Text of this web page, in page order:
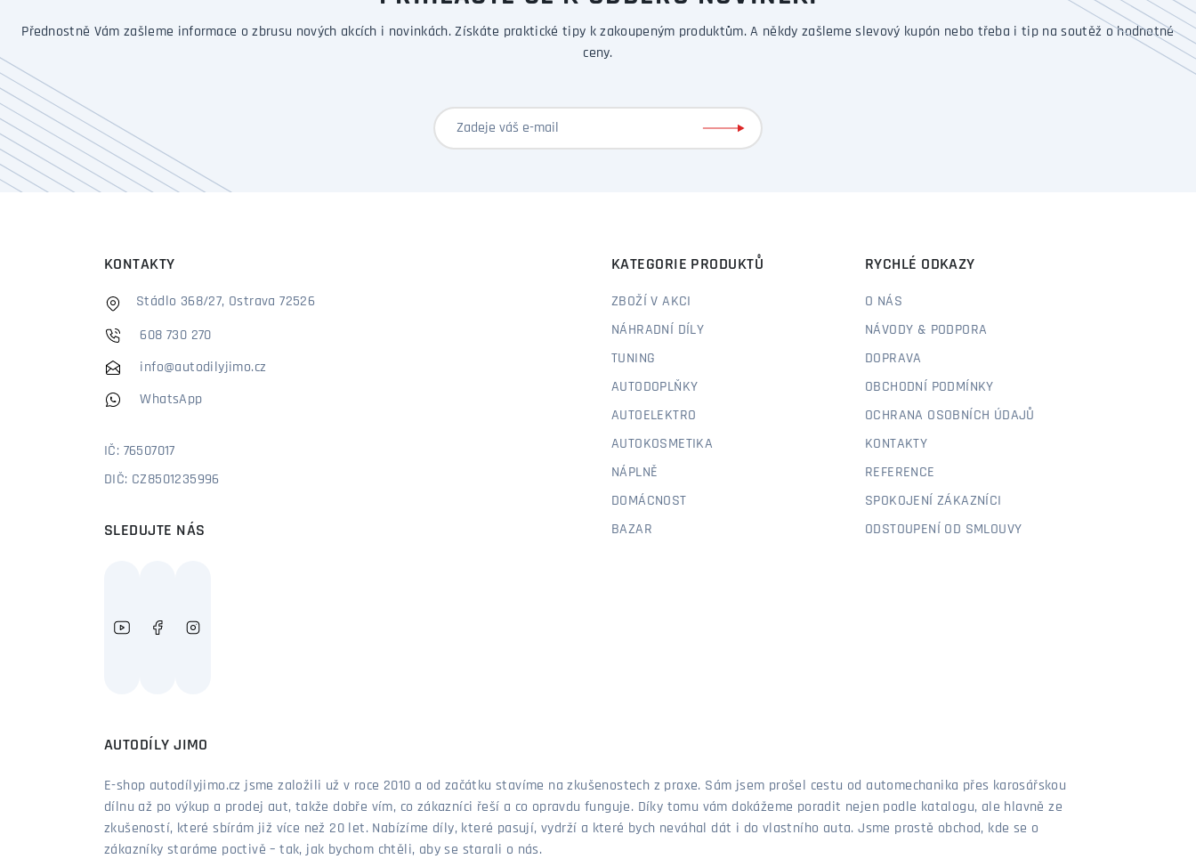
Přednostně Vám zašleme informace o zbrusu nových akcích i novinkách. Získáte praktické tipy k zakoupeným produktům. A někdy zašleme slevový kupón nebo třeba i tip na soutěž o hodnotné
ceny.
KONTAKTY
Stádlo 368/27, Ostrava 72526
608 730 270
info@autodilyjimo.cz
WhatsApp
IČ: 76507017
DIČ: CZ8501235996
SLEDUJTE NÁS
KATEGORIE PRODUKTŮ
ZBOŽÍ V AKCI
NÁHRADNÍ DÍLY
TUNING
AUTODOPLŇKY
AUTOELEKTRO
AUTOKOSMETIKA
NÁPLNĚ
DOMÁCNOST
BAZAR
RYCHLÉ ODKAZY
O NÁS
NÁVODY & PODPORA
DOPRAVA
OBCHODNÍ PODMÍNKY
OCHRANA OSOBNÍCH ÚDAJŮ
KONTAKTY
REFERENCE
SPOKOJENÍ ZÁKAZNÍCI
ODSTOUPENÍ OD SMLOUVY
AUTODÍLY JIMO
E-shop autodílyjimo.cz jsme založili už v roce 2010 a od začátku stavíme na zkušenostech z praxe. Sám jsem prošel cestu od automechanika přes karosářskou
dílnu až po výkup a prodej aut, takže dobře vím, co zákazníci řeší a co opravdu funguje. Díky tomu vám dokážeme poradit nejen podle katalogu, ale hlavně ze
zkušeností, které sbírám již více než 20 let. Nabízíme díly, které pasují, vydrží a které bych neváhal dát i do vlastního auta. Jsme prostě obchod, kde se o
zákazníky staráme poctivě – tak, jak bychom chtěli, aby se starali o nás.